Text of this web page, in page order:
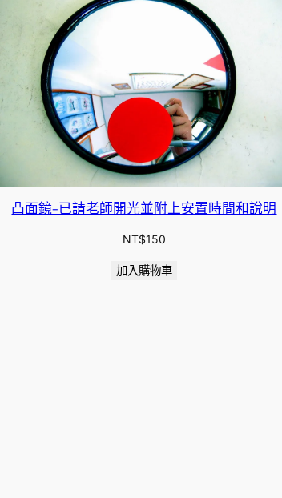
凸面鏡-已請老師開光並附上安置時間和說明
NT$150
加入購物車